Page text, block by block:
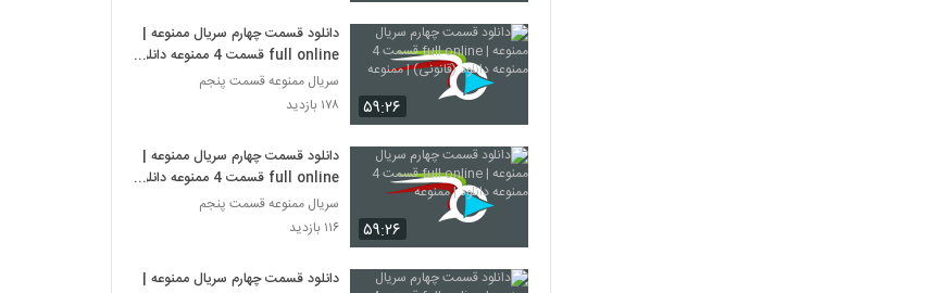
۵۹:۲۶
دانلود قسمت چهارم سریال ممنوعه |
full online قسمت 4 ممنوعه دانلود
(قانونی) | ممنوعه
سریال ممنوعه قسمت پنجم
۱۷۸ بازدید
۵۹:۲۶
دانلود قسمت چهارم سریال ممنوعه |
full online قسمت 4 ممنوعه دانلود
| ممنوعه
سریال ممنوعه قسمت پنجم
۱۱۶ بازدید
دانلود قسمت چهارم سریال ممنوعه |